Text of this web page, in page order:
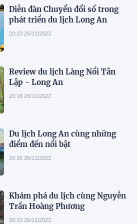
Diễn đàn Chuyển đổi số trong
phát triển du lịch Long An
20:23 26/11/2022
Review du lịch Làng Nổi Tân
Lập - Long An
20:18 26/11/2022
Du lịch Long An cùng những
điểm đến nổi bật
20:16 26/11/2022
Khám phá du lịch cùng Nguyễn
Trần Hoàng Phương
20:13 26/11/2022